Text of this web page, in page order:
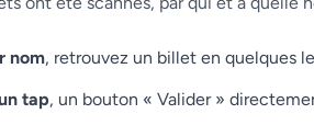
nom, retrouvez un billet en quelques
tap, un bouton « Valider »